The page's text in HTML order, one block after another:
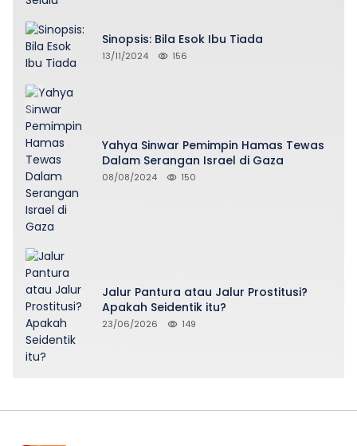
Sinopsis: Bila Esok Ibu Tiada
13/11/2024 156
Yahya Sinwar Pemimpin Hamas Tewas
Dalam Serangan Israel di Gaza
08/08/2024 150
Jalur Pantura atau Jalur Prostitusi?
Apakah Seidentik itu?
23/06/2026 149